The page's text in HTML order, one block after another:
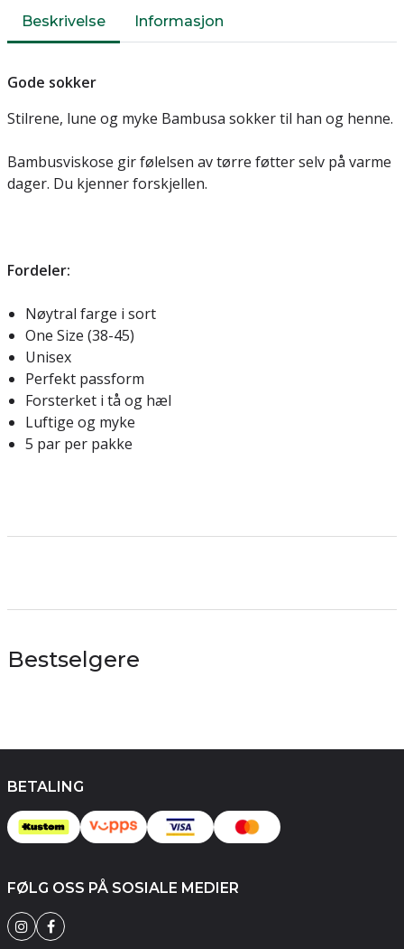
Beskrivelse Informasjon
Gode sokker
Stilrene, lune og myke Bambusa sokker til han og henne.
Bambusviskose gir følelsen av tørre føtter selv på varme
dager. Du kjenner forskjellen.
Fordeler:
Nøytral farge i sort
One Size (38-45)
Unisex
Perfekt passform
Forsterket i tå og hæl
Luftige og myke
5 par per pakke
Bestselgere
BETALING
FØLG OSS PÅ SOSIALE MEDIER